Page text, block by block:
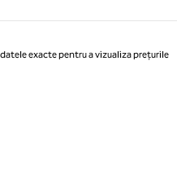
exacte pentru a vizualiza prețurile